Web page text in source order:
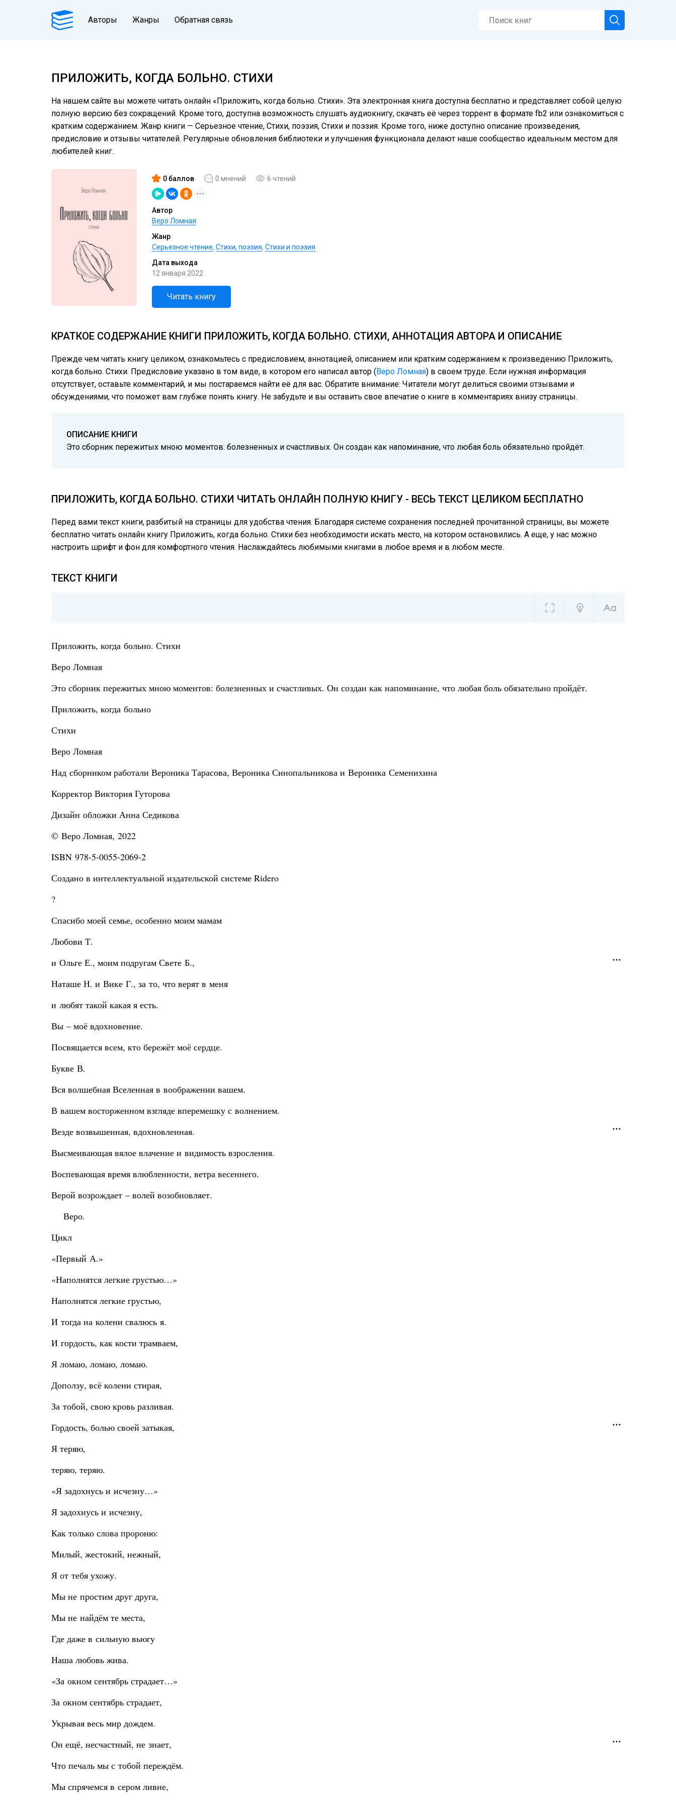
Авторы Жанры Обратная связь
ПРИЛОЖИТЬ, КОГДА БОЛЬНО. СТИХИ
На нашем сайте вы можете читать онлайн «Приложить, когда больно. Стихи». Эта электронная книга доступна бесплатно и представляет собой целую
полную версию без сокращений. Кроме того, доступна возможность слушать аудиокнигу, скачать её через торрент в формате fb2 или ознакомиться с
кратким содержанием. Жанр книги — Серьезное чтение, Cтихи, поэзия, Стихи и поэзия. Кроме того, ниже доступно описание произведения,
предисловие и отзывы читателей. Регулярные обновления библиотеки и улучшения функционала делают наше сообщество идеальным местом для
любителей книг.
0 баллов 0 мнений 6 чтений
Автор
Веро Ломная
Жанр
Серьезное чтение, Cтихи, поэзия, Стихи и поэзия
Дата выхода
12 января 2022
Читать книгу
КРАТКОЕ СОДЕРЖАНИЕ КНИГИ ПРИЛОЖИТЬ, КОГДА БОЛЬНО. СТИХИ, АННОТАЦИЯ АВТОРА И ОПИСАНИЕ
Прежде чем читать книгу целиком, ознакомьтесь с предисловием, аннотацией, описанием или кратким содержанием к произведению Приложить,
когда больно. Стихи. Предисловие указано в том виде, в котором его написал автор (Веро Ломная) в своем труде. Если нужная информация
отсутствует, оставьте комментарий, и мы постараемся найти её для вас. Обратите внимание: Читатели могут делиться своими отзывами и
обсуждениями, что поможет вам глубже понять книгу. Не забудьте и вы оставить свое впечатие о книге в комментариях внизу страницы.
ОПИСАНИЕ КНИГИ
Это сборник пережитых мною моментов: болезненных и счастливых. Он создан как напоминание, что любая боль обязательно пройдёт.
ПРИЛОЖИТЬ, КОГДА БОЛЬНО. СТИХИ ЧИТАТЬ ОНЛАЙН ПОЛНУЮ КНИГУ - ВЕСЬ ТЕКСТ ЦЕЛИКОМ БЕСПЛАТНО
Перед вами текст книги, разбитый на страницы для удобства чтения. Благодаря системе сохранения последней прочитанной страницы, вы можете
бесплатно читать онлайн книгу Приложить, когда больно. Стихи без необходимости искать место, на котором остановились. А еще, у нас можно
настроить шрифт и фон для комфортного чтения. Наслаждайтесь любимыми книгами в любое время и в любом месте.
ТЕКСТ КНИГИ
Приложить, когда больно. Стихи
Веро Ломная
Это сборник пережитых мною моментов: болезненных и счастливых. Он создан как напоминание, что любая боль обязательно пройдёт.
Приложить, когда больно
Стихи
Веро Ломная
Над сборником работали Вероника Тарасова, Вероника Синопальникова и Вероника Семенихина
Корректор Виктория Гуторова
Дизaйн обложки Анна Седикова
© Веро Ломная, 2022
ISBN 978-5-0055-2069-2
Создано в интеллектуальной издательской системе Ridero
?
Спасибо моей семье, особенно моим мамам
Любови Т.
и Ольге Е., моим подругам Свете Б.,
Наташе Н. и Вике Г., за то, что верят в меня
и любят такой какая я есть.
Вы – моё вдохновение.
Посвящается всем, кто бережёт моё сердце.
Букве В.
Вся волшебная Вселенная в воображении вашем.
В вашем восторженном взгляде вперемешку с волнением.
Везде возвышенная, вдохновленная.
Высмеивающая вялое влачение и видимость взросления.
Воспевающая время влюбленности, ветра весеннего.
Верой возрождает – волей возобновляет.
Веро.
Цикл
«Первый А.»
«Наполнятся легкие грустью…»
Наполнятся легкие грустью,
И тогда на колени свалюсь я.
И гордость, как кости трамваем,
Я ломаю, ломаю, ломаю.
Доползу, всё колени стирая,
За тобой, свою кровь разливая.
Гордость, болью своей затыкая,
Я теряю,
теряю, теряю.
«Я задохнусь и исчезну…»
Я задохнусь и исчезну,
Как только слова пророню:
Милый, жестокий, нежный,
Я от тебя ухожу.
Мы не простим друг друга,
Мы не найдём те места,
Где даже в сильную вьюгу
Наша любовь жива.
«За окном сентябрь страдает…»
За окном сентябрь страдает,
Укрывая весь мир дождем.
Он ещё, несчастный, не знает,
Что печаль мы с тобой переждём.
Мы спрячемся в сером ливне,